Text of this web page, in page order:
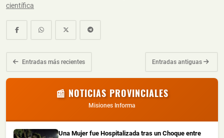
científica
Entradas más recientes Entradas antiguas
📰 NOTICIAS PROVINCIALES
Misiones Informa
Una Mujer fue Hospitalizada tras un Choque entre